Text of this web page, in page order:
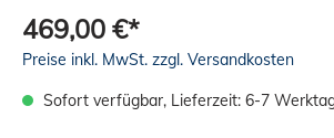
469,00 €*
Preise inkl. MwSt. zzgl. Versandkosten
Sofort verfügbar, Lieferzeit: 6-7